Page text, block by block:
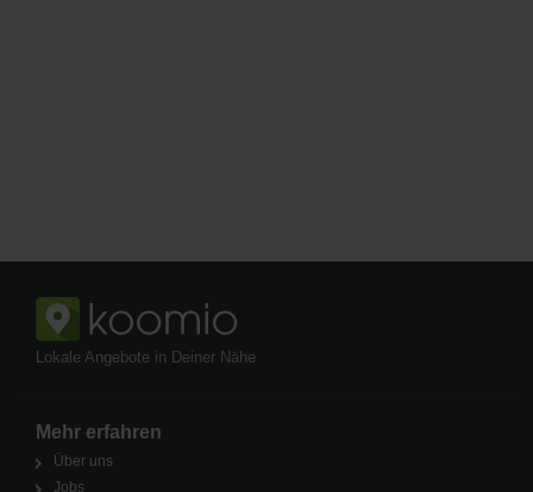
Lokale Angebote in Deiner Nähe
Mehr erfahren
Über uns
Jobs